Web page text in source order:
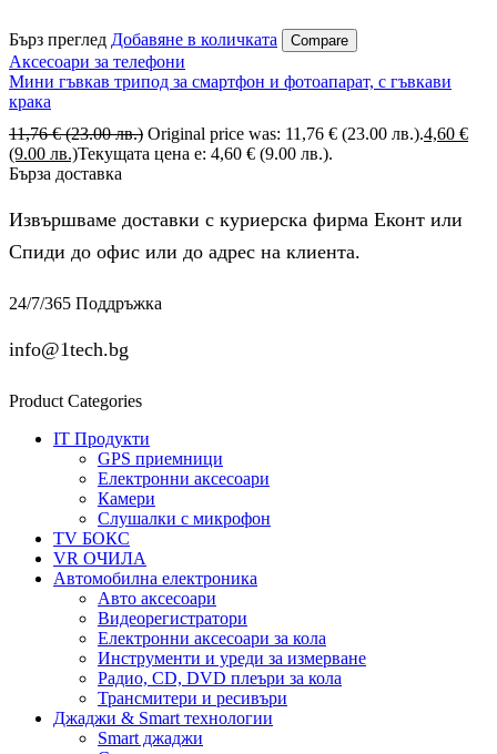
Бърз преглед Добавяне в количката Compare
Аксесоари за телефони
Мини гъвкав трипод за смартфон и фотоапарат, с гъвкави
крака
11,76€ (23.00 лв.) Original price was: 11,76 € (23.00 лв.).4,60 €
(9.00 лв.)Текущата цена е: 4,60 € (9.00 лв.).
Бърза доставка
Извършваме доставки с куриерска фирма Еконт или
Спиди до офис или до адрес на клиента.
24/7/365 Поддръжка
info@1tech.bg
Product Categories
IT Продукти
GPS приемници
Електронни аксесоари
Камери
Слушалки с микрофон
TV БОКС
VR ОЧИЛА
Автомобилна електроника
Авто аксесоари
Видеорегистратори
Електронни аксесоари за кола
Инструменти и уреди за измерване
Радио, CD, DVD плеъри за кола
Трансмитери и ресивъри
Джаджи & Smart технологии
Smart джаджи